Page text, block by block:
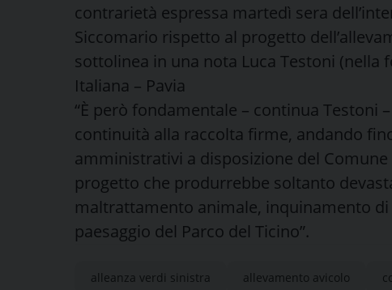
contrarietà espressa martedì sera
Siccomario rispetto al progetto
sottolinea in una nota Luca Testoni (nella
Italiana – Pavia
“È però fondamentale – continua Testoni
continuità alla raccolta firme, andando
amministrativi a disposizione del
progetto che produrrebbe soltanto
maltrattamento animale, inquinamento
paesaggio del Parco del Ticino”.
alleanza verdi sinistra allevamento avicolo